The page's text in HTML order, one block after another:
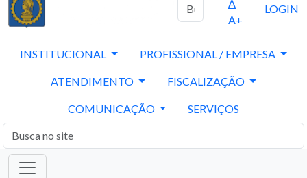
A
A+
LOGIN
INSTITUCIONAL PROFISSIONAL / EMPRESA
ATENDIMENTO FISCALIZAÇÃO
COMUNICAÇÃO SERVIÇOS